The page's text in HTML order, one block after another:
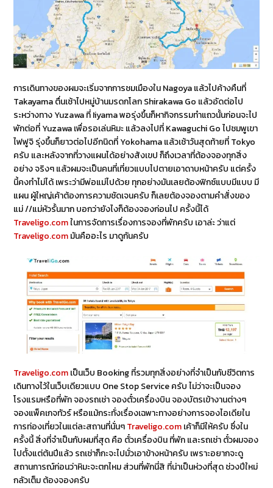
การเดินทางของผมจะเริ่มจากการชมเมืองใน Nagoya แล้วไปค้างคืนที่
Takayama ตื่นเช้าไปหมู่บ้านมรดกโลก Shirakawa Go แล้วอัดต่อไป
ระหว่างทาง Yuzawa ที่ Iiyama พอรุ่งขึ้นก็หากิจกรรมทำแถวนั้นก่อนจะไป
พักต่อที่ Yuzawa เพื่อรอเล่นหิมะ แล้วลงไปที่ Kawaguchi Go ไปชมพูเขา
ไฟฟูจิ รุ่งขึ้นก็ยาวต่อไปอีกนิดที่ Yokohama แล้วเช้าวันสุดท้ายที่ Tokyo
ครับ และหลังจากที่วางแผนได้อย่างสังเขป ก็ถึงเวลาที่ต้องจองทุกสิ่ง
อย่าง จริงๆ แล้วผมจะเป็นคนที่เที่ยวแบบไปตายเอาดาบหน้าครับ แต่ครั้ง
นี้คงทำไม่ได้ เพระว่ามีพ่อแม่ไปด้วย ทุกอย่างมันเลยต้องฟิกซ์แบบมีแบบ มี
แผน ผู้ใหญ่เค้าต้องการความชัดเจนครับ ก็เลยต้องจองตามคำสั่งของ
แม่ //แม่หัวรั้นมาก บอกว่ายังไงก็ต้องจองก่อนไป ครั้งนี้ได้
Traveligo.comในการจัดการเรื่องการจองที่พักครับ เอาล่ะ ว่าแต่
Traveligo.comมันคืออะไร มาดูกันครับ
Traveligo.comเป็นเว็บ Booking ที่รวมทุกสิ่งอย่างที่จำเป็นกับชีวิตการ
เดินทางไว้ในเว็บเดียวแบบ One Stop Service ครับ ไม่ว่าจะเป็นจอง
โรงแรมหรือที่พัก จองรถเช่า จองตั๋วเครื่องบิน จองบัตรเข้างานต่างๆ
จองแพ็คเกจทัวร์ หรือแม้กระทั่งเรื่องเฉพาะทางอย่างการจองไอเดียใน
การท่องเที่ยวในแต่ละสถานที่นั่นๆTraveligo.comเค้าก็มีให้ครับ ซึ่งใน
ครั้งนี้ สิ่งที่จำเป็นกับผมที่สุด คือ ตั๋วเครื่องบิน ที่พัก และรถเช่า ตั๋วผมจอง
ไปตั้งแต่ต้นปีแล้ว รถเช่าก็กะจะไปมั่วเอาข้างหน้าครับ เพราะอยากจะดู
สถานการณ์ก่อนว่าหิมะจะตกไหม ส่วนที่พักนี่สิ ที่น่าเป็นห่วงที่สุด ช่วงปีใหม่
กลัวเต็ม ต้องจองครับ